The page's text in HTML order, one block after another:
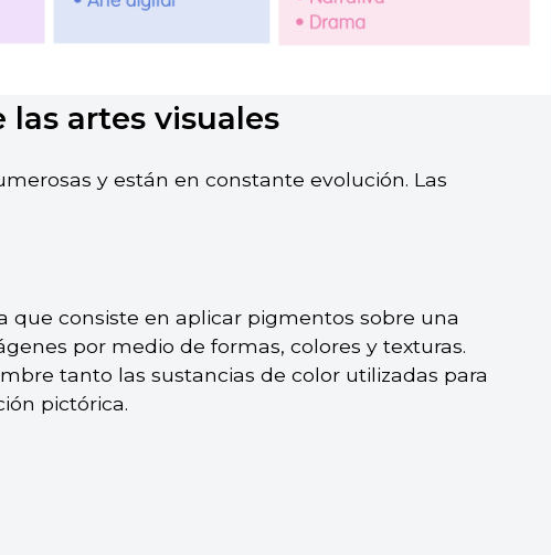
las artes visuales
y están en constante evolución. Las
que consiste en aplicar pigmentos sobre una
por medio de formas, colores y texturas.
tanto las sustancias de color utilizadas para
pictórica.